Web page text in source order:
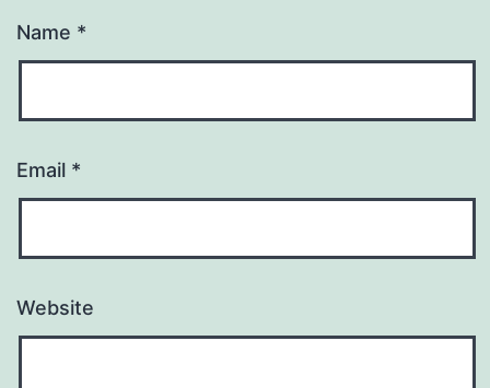
Name *
Email *
Website